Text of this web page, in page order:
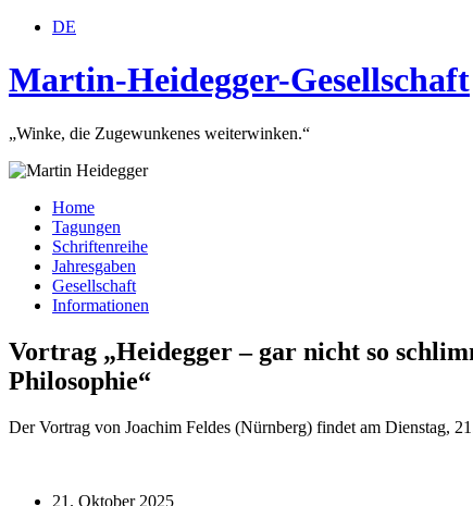
DE
Martin-Heidegger-Gesellschaft
„Winke, die Zugewunkenes weiterwinken.“
Home
Tagungen
Schriftenreihe
Jahresgaben
Gesellschaft
Informationen
Vortrag „Heidegger – gar nicht so
Philosophie“
Der Vortrag von Joachim Feldes (Nürnberg) findet am Dienstag,
21. Oktober 2025